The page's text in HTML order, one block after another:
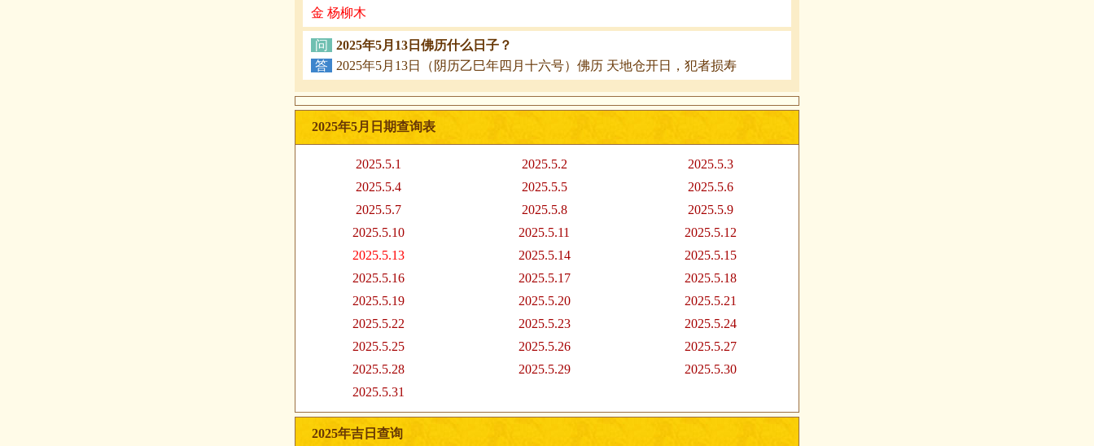
金 杨柳木
问
2025年5月13日佛历什么日子？
答
2025年5月13日（阴历乙巳年四月十六号）佛历 天地仓开日，犯者损寿
2025年5月日期查询表
2025.5.1 2025.5.2
2025.5.3
2025.5.4
2025.5.5
2025.5.6
2025.5.7
2025.5.8
2025.5.9
2025.5.10
2025.5.11
2025.5.12
2025.5.13
2025.5.14
2025.5.15
2025.5.16
2025.5.17
2025.5.18
2025.5.19
2025.5.20
2025.5.21
2025.5.22
2025.5.23
2025.5.24
2025.5.25
2025.5.26
2025.5.27
2025.5.28
2025.5.29
2025.5.30
2025.5.31
2025年吉日查询